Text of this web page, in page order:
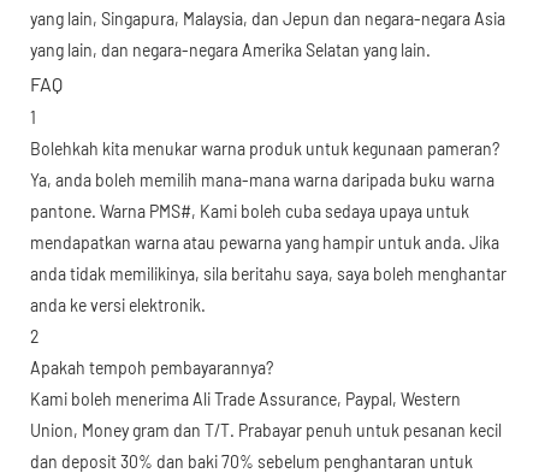
yang lain, Singapura, Malaysia, dan Jepun dan negara-negara Asia
yang lain, dan negara-negara Amerika Selatan yang lain.
FAQ
1
Bolehkah kita menukar warna produk untuk kegunaan pameran?
Ya, anda boleh memilih mana-mana warna daripada buku warna
pantone. Warna PMS#, Kami boleh cuba sedaya upaya untuk
mendapatkan warna atau pewarna yang hampir untuk anda. Jika
anda tidak memilikinya, sila beritahu saya, saya boleh menghantar
anda ke versi elektronik.
2
Apakah tempoh pembayarannya?
Kami boleh menerima Ali Trade Assurance, Paypal, Western
Union, Money gram dan T/T. Prabayar penuh untuk pesanan kecil
dan deposit 30% dan baki 70% sebelum penghantaran untuk